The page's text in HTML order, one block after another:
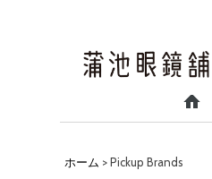
ホーム > Pickup Brands